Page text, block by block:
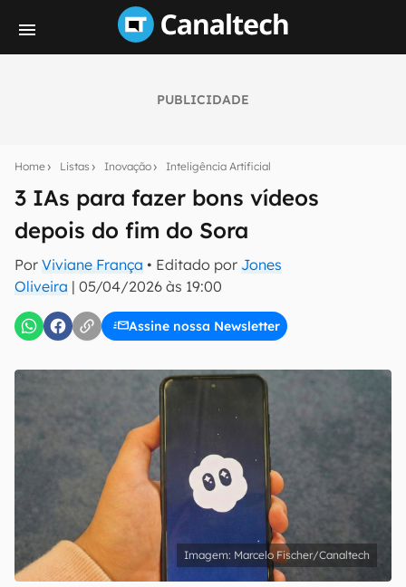
PUBLICIDADE
Home Listas Inovação Inteligência Artificial
3 IAs para fazer bons vídeos
depois do fim do Sora
Por Viviane França • Editado por Jones
Oliveira | 05/04/2026 às 19:00
Assine nossa Newsletter
notícias e reviews sobre tecnologia em primeira
mão.
E-mail
Uso e Política de Privacidade do Canaltech.
Marcelo Fischer/Canaltech